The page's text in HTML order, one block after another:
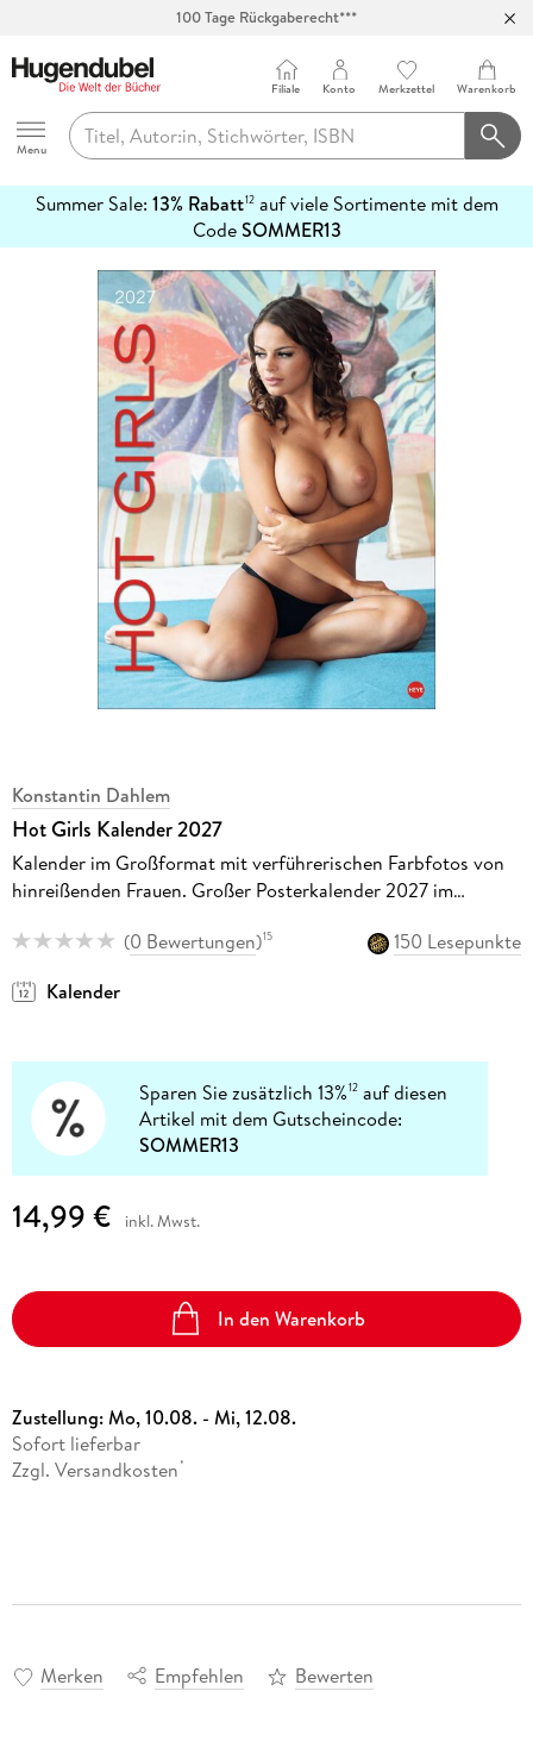
Hugendubel
Menu
Filiale Konto Merkzettel Warenkorb
Summer Sale: 13% Rabatt12auf viele Sortimente mit dem
CodeSOMMER13
erfahren
Konstantin Dahlem
Hot Girls Kalender 2027
Kalender im Großformat mit verführerischen Farbfotos von
hinreißenden Frauen. Großer Posterkalender 2027 im
(0 Bewertungen)15
150 Lesepunkte
Kalender
Sparen Sie zusätzlich 13%12 auf diesen
Artikel mit dem Gutscheincode:
SOMMER13
14,99 € inkl. Mwst.
In den Warenkorb
Zustellung:Mo, 10.08. - Mi, 12.08.
Sofort lieferbar
Zzgl. Versandkosten *
Merken Empfehlen Bewerten